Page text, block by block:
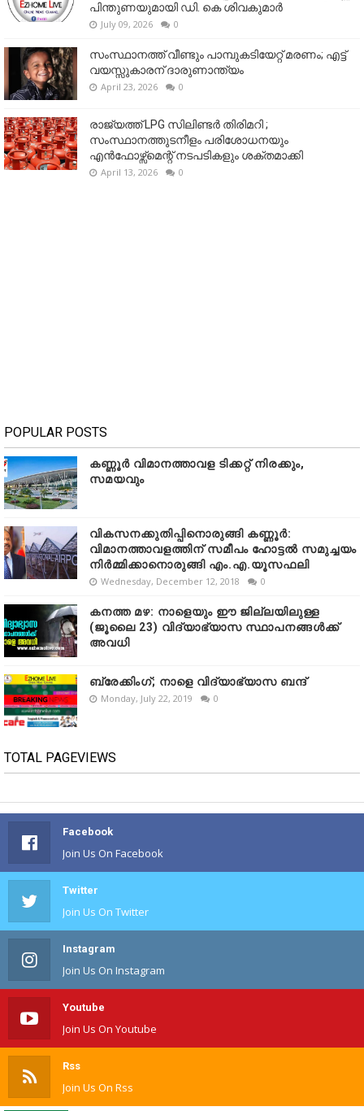
പിന്തുണയുമായി ഡി. കെ ശിവകുമാർ
July 09, 2026 0
സംസ്ഥാനത്ത് വീണ്ടും പാമ്പുകടിയേറ്റ് മരണം; എട്ട്
വയസ്സുകാരന് ദാരുണാന്ത്യം
April 23, 2026 0
രാജ്യത്ത് LPG സിലിണ്ടർ തിരിമറി ;
സംസ്ഥാനത്തുടനീളം പരിശോധനയും
എൻഫോഴ്സ്മെന്റ് നടപടികളും ശക്തമാക്കി
April 13, 2026 0
POPULAR POSTS
കണ്ണൂർ വിമാനത്താവള ടിക്കറ്റ് നിരക്കും,
സമയവും
വികസനക്കുതിപ്പിനൊരുങ്ങി കണ്ണൂർ:
വിമാനത്താവളത്തിന് സമീപം ഹോട്ടൽ സമുച്ചയം
നിർമ്മിക്കാനൊരുങ്ങി എം.എ.യൂസഫലി
Wednesday, December 12, 2018 0
കനത്ത മഴ: നാളെയും ഈ ജില്ലയിലുള്ള
(ജൂലൈ 23) വിദ്യാഭ്യാസ സ്ഥാപനങ്ങൾക്ക്
അവധി
ബ്രേക്കിംഗ്; നാളെ വിദ്യാഭ്യാസ ബന്ദ്
Monday, July 22, 2019 0
TOTAL PAGEVIEWS
Facebook
Join Us On Facebook
Twitter
Join Us On Twitter
Instagram
Join Us On Instagram
Youtube
Join Us On Youtube
Rss
Join Us On Rss